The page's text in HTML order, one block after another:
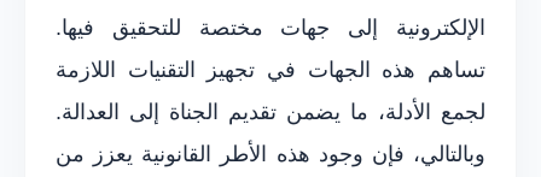
الإلكترونية إلى جهات مختصة للتحقيق فيها.
تساهم هذه الجهات في تجهيز التقنيات اللازمة
لجمع الأدلة، ما يضمن تقديم الجناة إلى العدالة.
وبالتالي، فإن وجود هذه الأطر القانونية يعزز من